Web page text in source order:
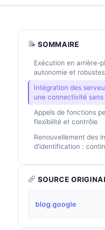
SOMMAIRE
Exécution en arrière-
autonomie et
Intégration des
une connectivité
Appels de fonctions
flexibilité et contrôle
Renouvellement des
d’identification :
SOURCE
blog.google